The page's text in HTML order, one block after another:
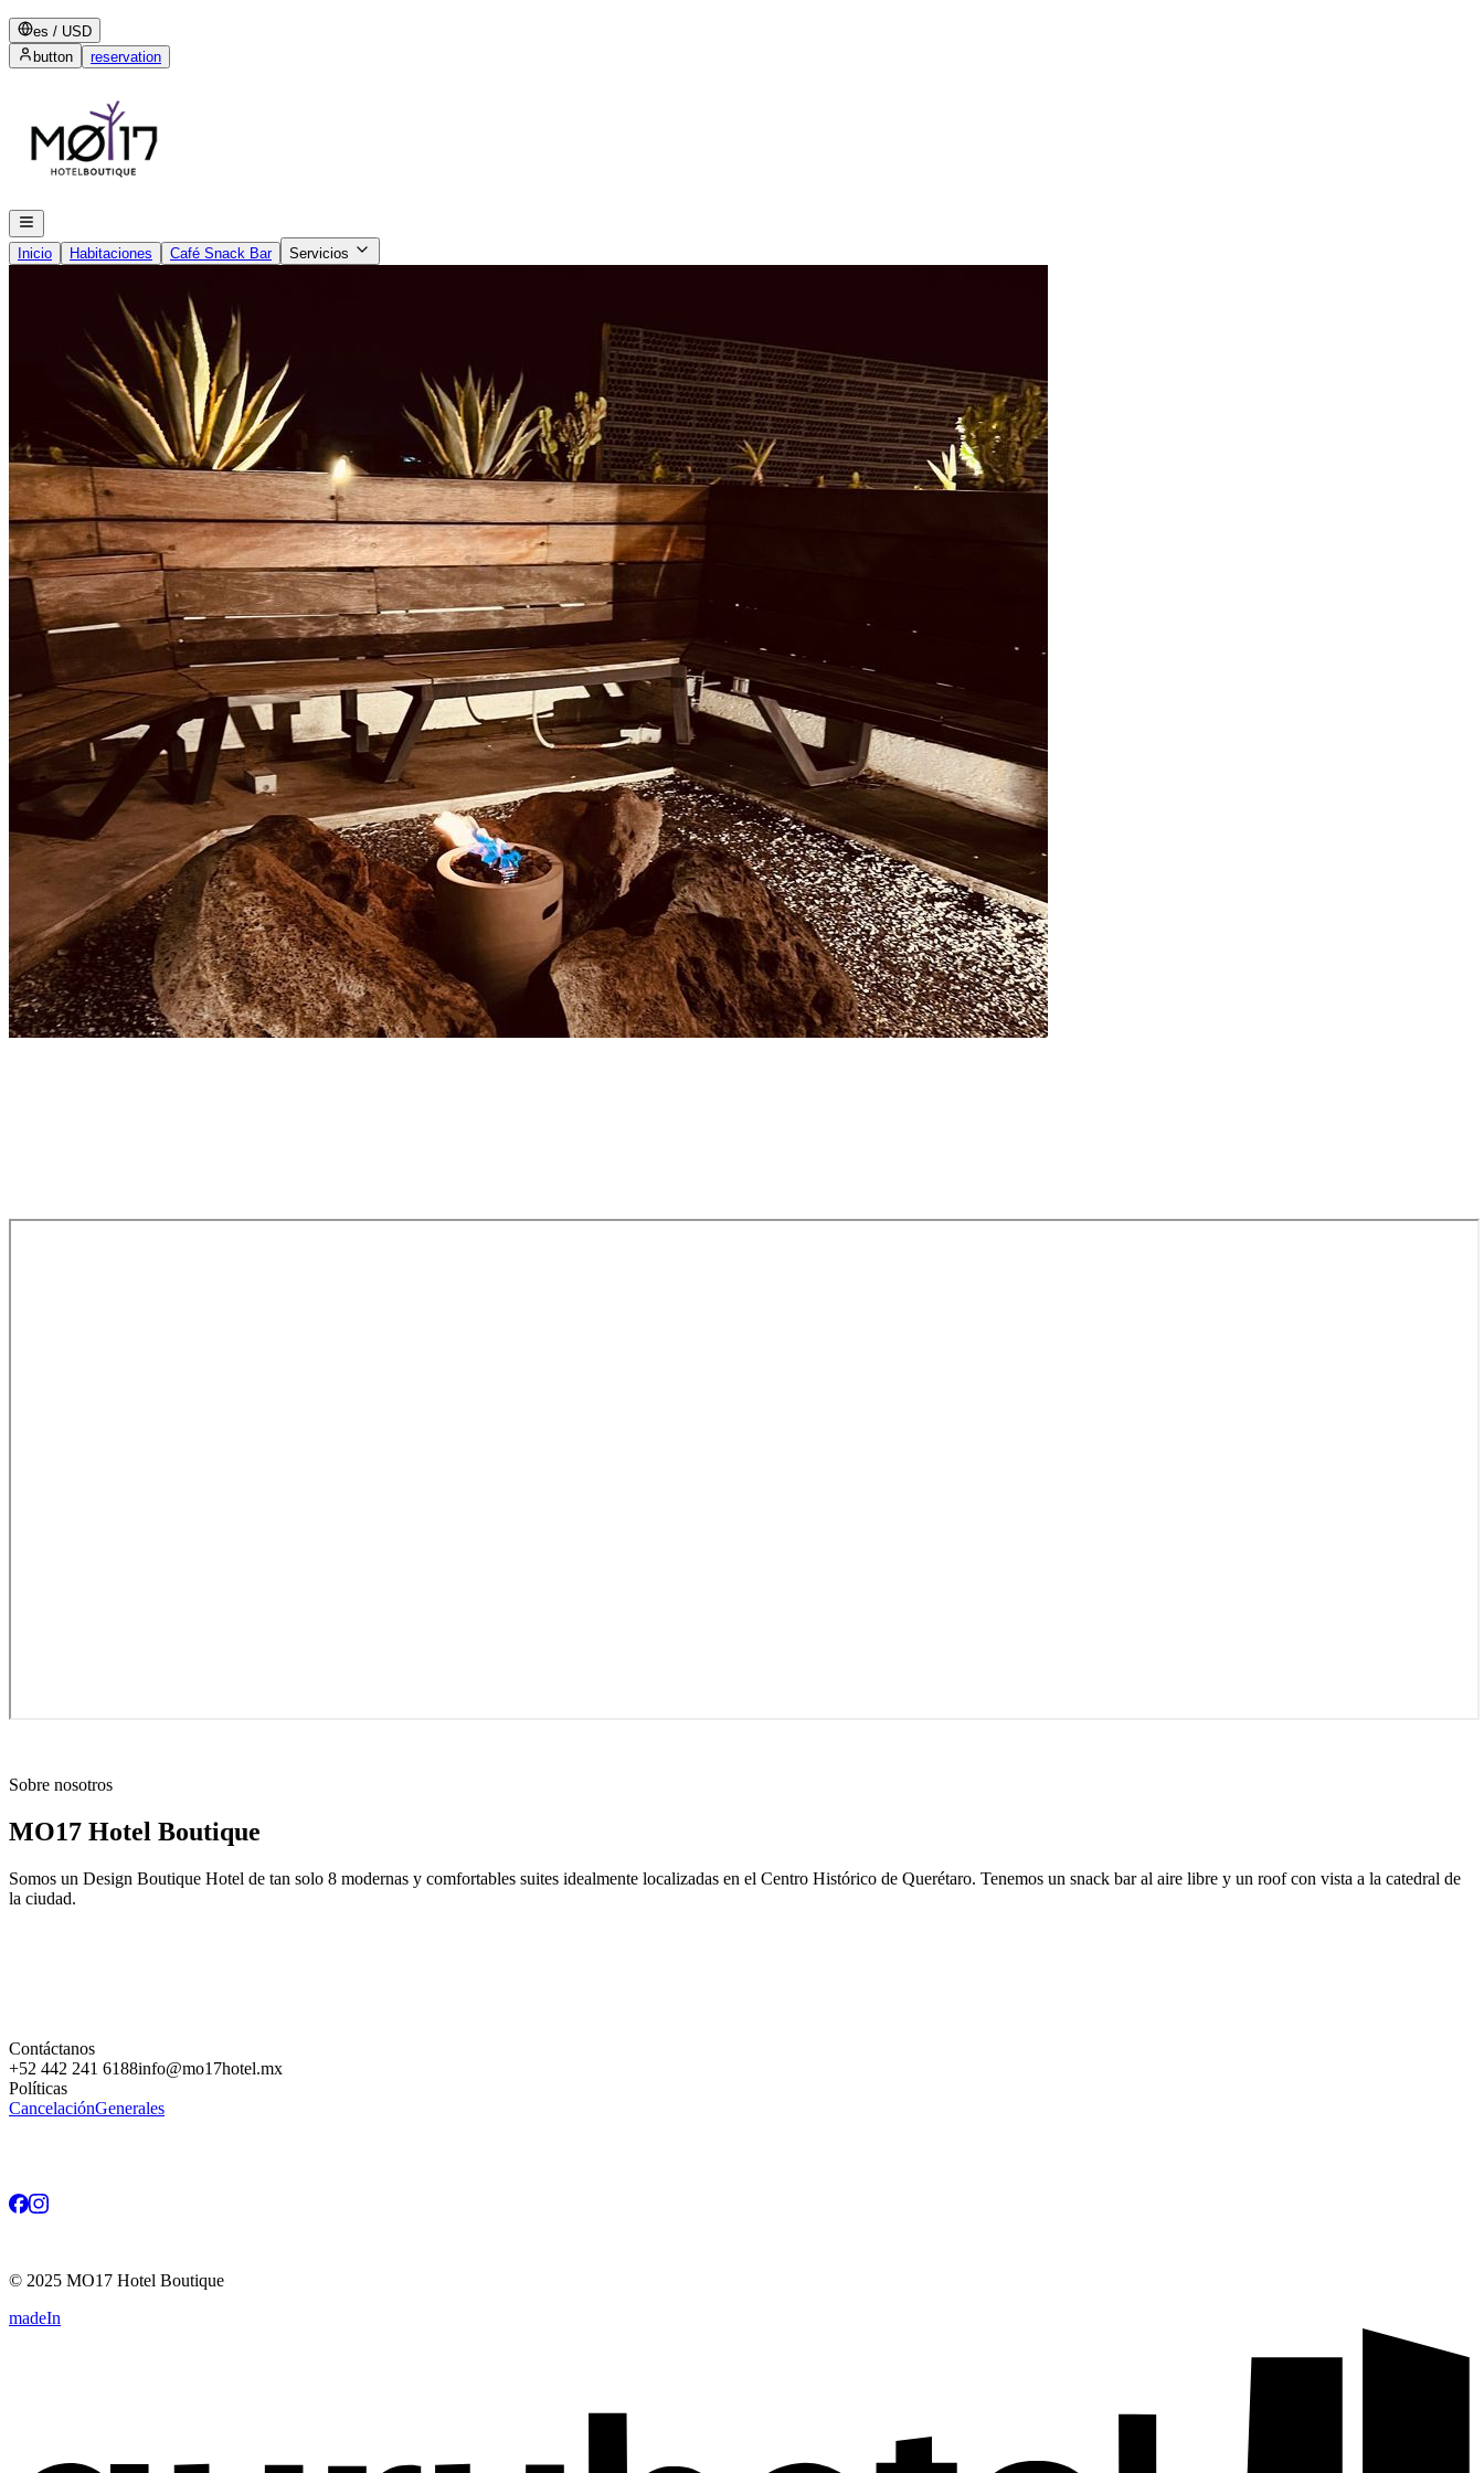
es / USD
button
reservation
Inicio Habitaciones Café Snack Bar Servicios
Sobre nosotros
MO17 Hotel Boutique
Somos un Design Boutique Hotel de tan solo 8 modernas y comfortables suites idealmente localizadas en el Centro Histórico de Querétaro. Tenemos un snack bar al aire libre y un roof con vista a la catedral de
la ciudad.
Contáctanos
+52 442 241 6188info@mo17hotel.mx
Políticas
CancelaciónGenerales
© 2025 MO17 Hotel Boutique
madeIn